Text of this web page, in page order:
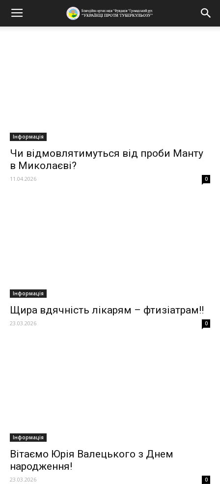
Інформація
Чи відмовлятимуться від проби Манту
в Миколаєві?
11.04.2026 0
Інформація
Щира вдячність лікарям – фтизіатрам!!
23.03.2026 0
Інформація
Вітаємо Юрія Валецького з Днем
народження!
23.03.2026 0